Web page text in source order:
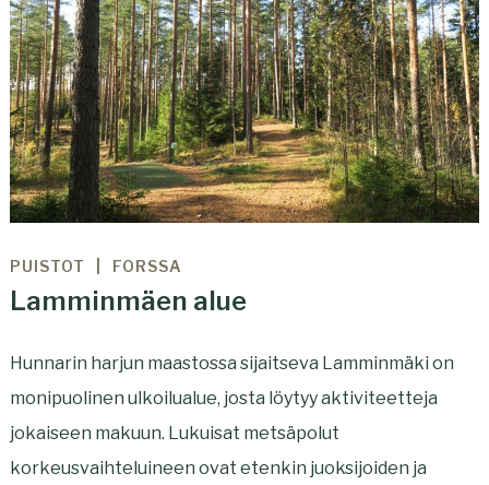
PUISTOT FORSSA
Lamminmäen alue
Hunnarin harjun maastossa sijaitseva Lamminmäki on
monipuolinen ulkoilualue, josta löytyy aktiviteetteja
jokaiseen makuun. Lukuisat metsäpolut
korkeusvaihteluineen ovat etenkin juoksijoiden ja